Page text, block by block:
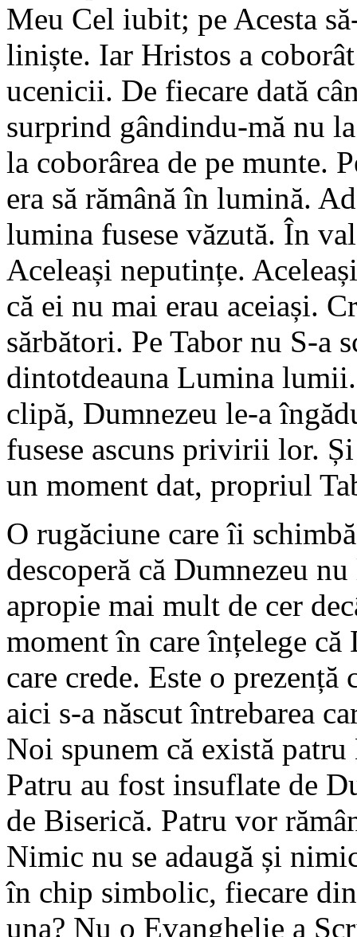
Meu Cel iubit; pe Acesta
liniște. Iar Hristos a
ucenicii. De fiecare dată
surprind gândindu-mă nu
la coborârea de pe munte.
era să rămână în lumină.
lumina fusese văzută. În
Aceleași neputințe.
că ei nu mai erau aceiași.
sărbători. Pe Tabor nu S-a
dintotdeauna Lumina
clipă, Dumnezeu le-a
fusese ascuns privirii lor.
un moment dat, propriul
O rugăciune care îi
descoperă că Dumnezeu
apropie mai mult de cer
moment în care înțelege că
care crede. Este o
aici s-a născut întrebarea
Noi spunem că există
Patru au fost insuflate de
de Biserică. Patru vor
Nimic nu se adaugă și
în chip simbolic, fiecare
una? Nu o Evanghelie a